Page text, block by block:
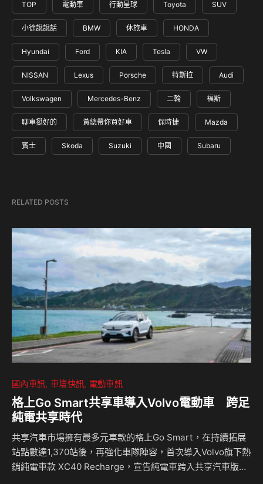
TOP 電動車 行動星球 Toyota SUV
小徐說說話 BMW 休旅車 HONDA
Hyundai Ford KIA Tesla VW
NISSAN Lexus Porsche 特斯拉 Audi
Volkswagen Mercedes-Benz 二輪 福斯
聊車挺好的 黃總帶你買好車 保時捷 Mazda
賓士 Skoda Suzuki 中國 Subaru
RELATED POSTS
國內車訊 車壇快訊 電動車訊
格上Go Smart共享車導入Volvo電動車 跨足
純電共享時代
共享汽車市場擁有最多元車款的格上Go Smart，在持續拓展
站點數達1,370站後，再強化車隊陣容，首次導入Volvo旗下熱
銷純電車款 XC40 Recharge，宣告純電車跨入共享汽車版